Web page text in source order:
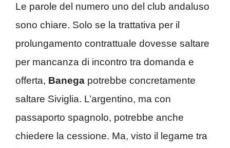
Le parole del numero uno del club andaluso
sono chiare. Solo se la trattativa per il
prolungamento contrattuale dovesse saltare
per mancanza di incontro tra domanda e
offerta, Banega potrebbe concretamente
saltare Siviglia. L’argentino, ma con
passaporto spagnolo, potrebbe anche
chiedere la cessione. Ma, visto il legame tra